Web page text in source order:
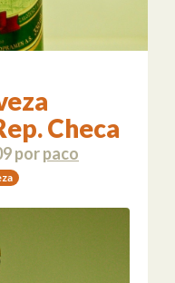
Checa
porpaco